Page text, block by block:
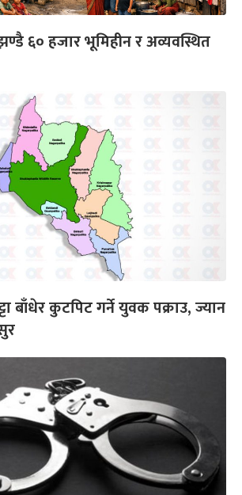
६० हजार भूमिहीन र अव्यवस्थित
बाँधेर कुटपिट गर्ने युवक पक्राउ, ज्यान